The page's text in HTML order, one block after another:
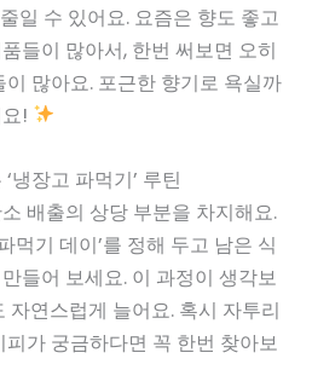
일 수 있어요. 요즘은 향도 좋고
들이 많아서, 한번 써보면 오히
많아요. 포근한 향기로 욕실까
!
장고 파먹기’ 루틴
배출의 상당 부분을 차지해요.
먹기 데이’를 정해 두고 남은 식
들어 보세요. 이 과정이 생각보
자연스럽게 늘어요. 혹시 자투리
가 궁금하다면 꼭 한번 찾아보